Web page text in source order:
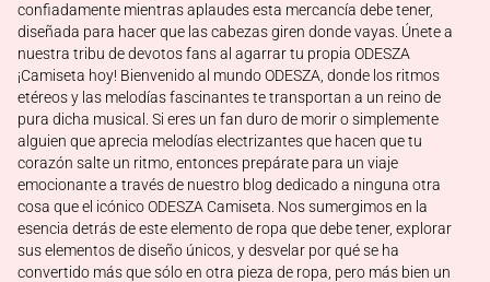
confiadamente mientras aplaudes esta mercancía debe tener,
diseñada para hacer que las cabezas giren donde vayas. Únete a
nuestra tribu de devotos fans al agarrar tu propia ODESZA
¡Camiseta hoy! Bienvenido al mundo ODESZA, donde los ritmos
etéreos y las melodías fascinantes te transportan a un reino de
pura dicha musical. Si eres un fan duro de morir o simplemente
alguien que aprecia melodías electrizantes que hacen que tu
corazón salte un ritmo, entonces prepárate para un viaje
emocionante a través de nuestro blog dedicado a ninguna otra
cosa que el icónico ODESZA Camiseta. Nos sumergimos en la
esencia detrás de este elemento de ropa que debe tener, explorar
sus elementos de diseño únicos, y desvelar por qué se ha
convertido más que sólo en otra pieza de ropa, pero más bien un